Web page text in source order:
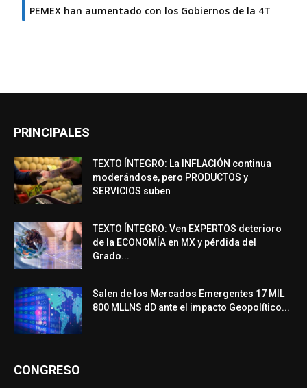
PEMEX han aumentado con los Gobiernos de la 4T
PRINCIPALES
TEXTO ÍNTEGRO: La INFLACIÓN continua
moderándose, pero PRODUCTOS y
SERVICIOS suben
TEXTO ÍNTEGRO: Ven EXPERTOS deterioro
de la ECONOMÍA en MX y pérdida del
Grado...
Salen de los Mercados Emergentes 17 MIL
800 MLLNS dD ante el impacto Geopolítico...
CONGRESO